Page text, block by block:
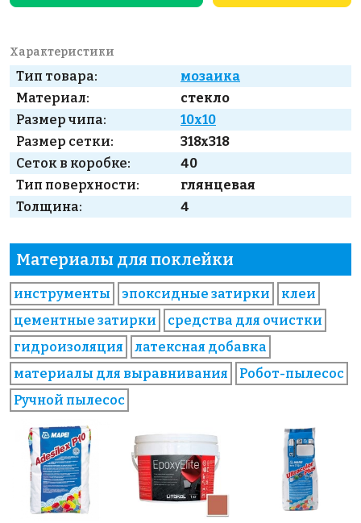
Характеристики
Тип товара:
мозаика
Материал:
стекло
Размер чипа:
10x10
Размер сетки:
318x318
Сеток в коробке:
40
Тип поверхности:
глянцевая
Толщина:
4
Материалы для поклейки
инструменты эпоксидные затирки
клеи
цементные затирки
средства для очистки
гидроизоляция
латексная добавка
материалы для выравнивания
Робот-пылесос
Ручной пылесос